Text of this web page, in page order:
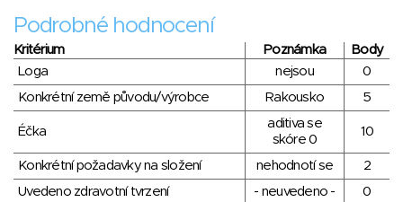
Podrobné hodnocení
Kritérium Poznámka
Body
Loga
nejsou
0
Konkrétní země původu/výrobce
Rakousko 5
Éčka
aditiva se
skóre 0
10
Konkrétní požadavky na složení nehodnotí se
2
Uvedeno zdravotní tvrzení
- neuvedeno -
0